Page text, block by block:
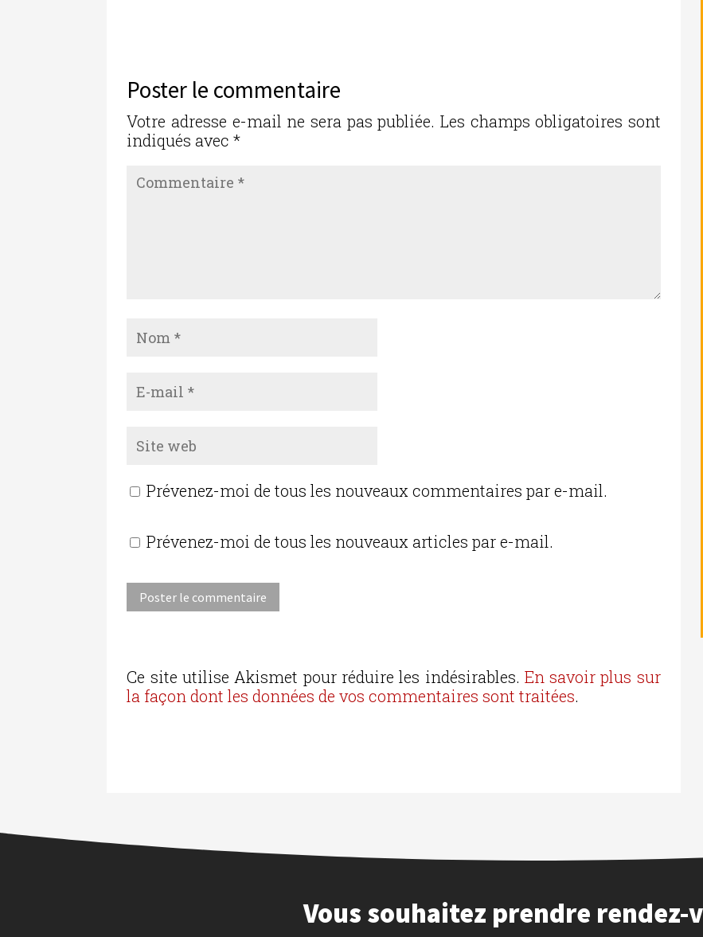
b
o
o
k
r
n
er
Poster le commentaire
Votre adresse e-mail ne sera pas publiée. Les champs obligatoires sont
indiqués avec*
Prévenez-moi de tous les nouveaux commentaires par e-mail.
Prévenez-moi de tous les nouveaux articles par e-mail.
Ce site utilise Akismet pour réduire les indésirables. En savoir plus sur
la façon dont les données de vos commentaires sont traitées.
Vous souhaitez prendre rendez-